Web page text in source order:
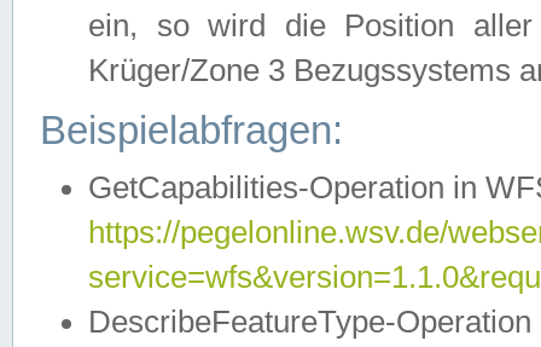
ein, so wird die Position
Krüger/Zone 3 Bezugssystems
Beispielabfragen:
GetCapabilities-Operation in
https://pegelonline.wsv.de/
DescribeFeatureType-